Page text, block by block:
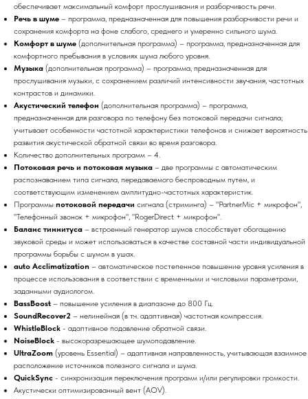
обеспечивает максимальный комфорт прослушивания и разборчивость речи.
Речь в шуме – программа, предназначенная для повышения разборчивости речи и
сохранения комфорта на фоне слабого, среднего и умеренно сильного шума.
Комфорт в шуме (дополнительная программа) – программа, предназначенная для
комфортного пребывания в условиях шума любого уровня.
Музыка (дополнительная программа) – программа, предназначенная для
прослушивания музыки, с сохранением различий интенсивности звучания, частотных
контрастов и динамики.
Акустический телефон (дополнительная программа) – программа,
предназначенная для разговора по телефону без потоковой передачи сигнала;
учитывает особенности частотной характеристики телефонов и снижает вероятность
развития акустической обратной связи во время разговора.
Количество дополнительных программ – 4.
Потоковая речь и потоковая музыка – две программы с автоматическим
распознаванием типа сигнала, передаваемого беспроводным путем, и
соответствующим изменением амплитудно-частотных характеристик.
Программы потоковой передачи сигнала (стриминга) – "PartnerMic + микрофон",
"Телефонный звонок + микрофон", "RogerDirect + микрофон".
Баланс тиннитуса – встроенный генератор шумов способствует обогащению
звуковой среды и может использоваться в качестве составной части индивидуальной
программы борьбы с шумом в ушах.
auto Acclimatization – автоматическое постепенное повышение уровня усиления в
процессе использования в соответствии с временными и числовыми параметрами,
заданными аудиологом.
BassBoost – повышение усиления в диапазоне до 800 Гц.
SoundRecover2 – нелинейная (в т.ч. адаптивная) частотная компрессия.
WhistleBlock - адаптивное подавление обратной связи.
NoiseBlock - высокоразрешающее шумоподавление.
UltraZoom (уровень Essential) – адаптивная направленность, учитывающая взаимное
расположение источников полезного сигнала и шума.
QuickSync - синхронизация переключения программ и/или регулировки громкости.
Акустически оптимизированный вент (AOV).